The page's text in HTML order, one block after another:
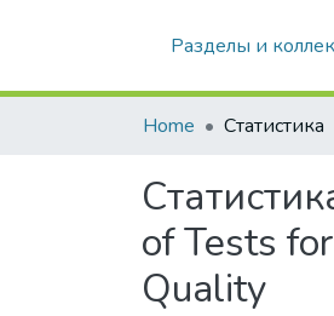
Разделы и
Home Статистика
of Tests
Quality